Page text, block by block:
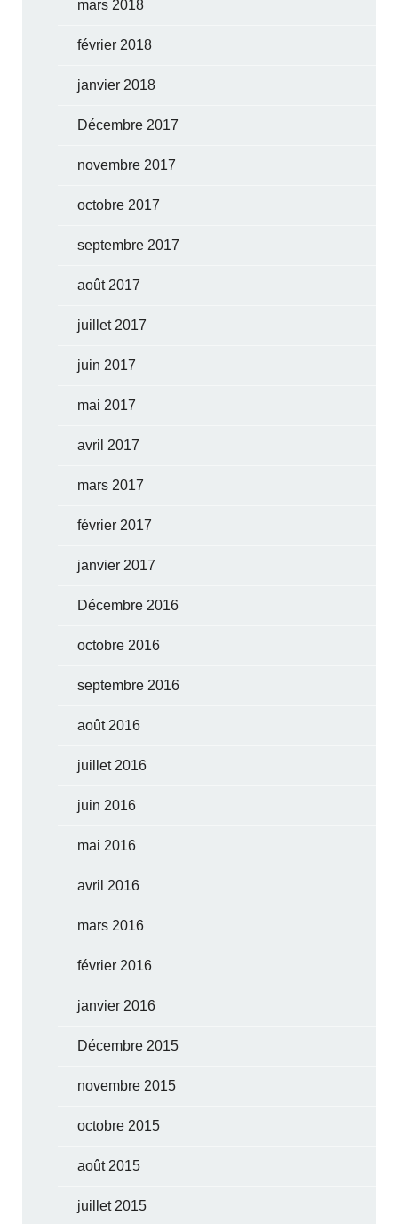
mars 2018
février 2018
janvier 2018
Décembre 2017
novembre 2017
octobre 2017
septembre 2017
août 2017
juillet 2017
juin 2017
mai 2017
avril 2017
mars 2017
février 2017
janvier 2017
Décembre 2016
octobre 2016
septembre 2016
août 2016
juillet 2016
juin 2016
mai 2016
avril 2016
mars 2016
février 2016
janvier 2016
Décembre 2015
novembre 2015
octobre 2015
août 2015
juillet 2015